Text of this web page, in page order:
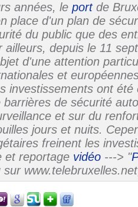
années, le portde
place d'un plan de
du public que des
ailleurs, depuis le 11
d'une attention
et
investissements ont été
barrières de sécurité
et sur du
jours et nuits.
freinent les
et reportage vidéo ---> "